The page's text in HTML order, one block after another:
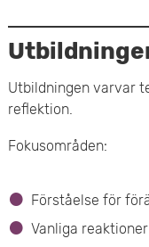
Utbildningen varvar
reflektion.
Fokusområden:
Förståelse för
Vanliga